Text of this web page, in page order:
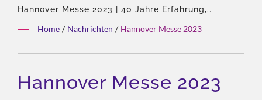
Standnummer: B60, (10) | CML:
ISO 9001 & CE Zertifizierter
Hersteller Von
Ausgezeichnete Qualität
Hannover Messe 2023 | 40 Jahre Erfahrung,
Home / Nachrichten / Hannover Messe 2023
Hannover Messe 2023